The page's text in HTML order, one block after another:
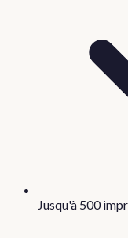
Jusqu'à 500